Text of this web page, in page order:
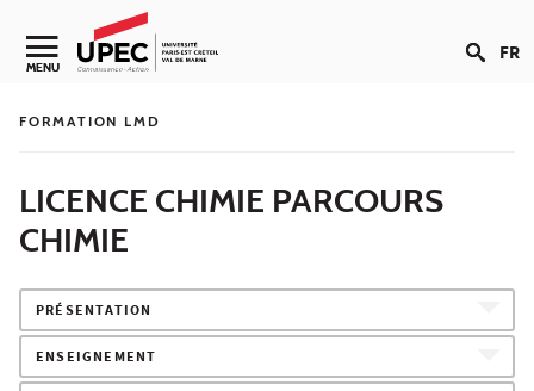
Aller au contenu
Navigation secondaire
MENU FR
FORMATION LMD
LICENCE CHIMIE PARCOURS
CHIMIE
PRÉSENTATION
ENSEIGNEMENT